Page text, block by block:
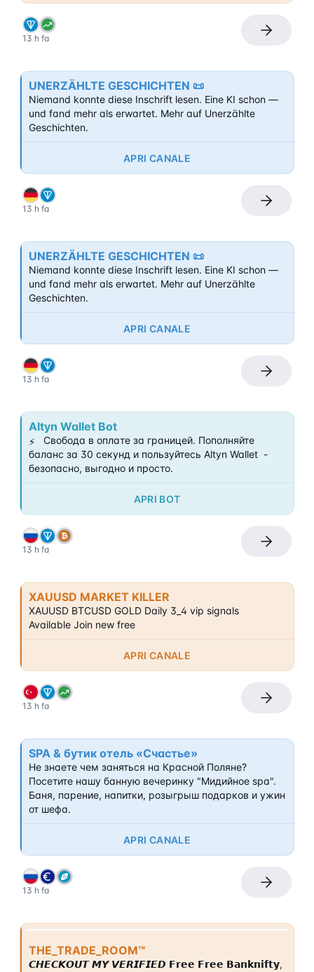
13 h fa
UNERZÄHLTE GESCHICHTEN 📜
Niemand konnte diese Inschrift lesen. Eine KI schon —
und fand mehr als erwartet. Mehr auf Unerzählte
Geschichten.
APRI CANALE
13 h fa
UNERZÄHLTE GESCHICHTEN 📜
Niemand konnte diese Inschrift lesen. Eine KI schon —
und fand mehr als erwartet. Mehr auf Unerzählte
Geschichten.
APRI CANALE
13 h fa
Altyn Wallet Bot
⚡️
Свобода в оплате за границей. Пополняйте
баланс за 30 секунд и пользуйтесь Altyn Wallet  -
безопасно, выгодно и просто.
APRI BOT
13 h fa
XAUUSD MARKET KILLER
XAUUSD BTCUSD GOLD Daily 3_4 vip signals
Available Join new free
APRI CANALE
13 h fa
SPA & бутик отель «Счастье»
Не знаете чем заняться на Красной Поляне?
Посетите нашу банную вечеринку "Мидийное spa".
Баня, парение, напитки, розыгрыш подарков и ужин
от шефа.
APRI CANALE
13 h fa
THE_TRADE_ROOM™
𝘾𝙃𝙀𝘾𝙆𝙊𝙐𝙏 𝙈𝙔 𝙑𝙀𝙍𝙄𝙁𝙄𝙀𝘿 𝗙𝗿𝗲𝗲 𝗙𝗿𝗲𝗲 𝗕𝗮𝗻𝗸𝗻𝗶𝗳𝘁𝘆,